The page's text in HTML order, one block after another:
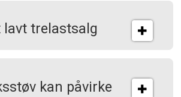
lavt trelastsalg
kan på­virke